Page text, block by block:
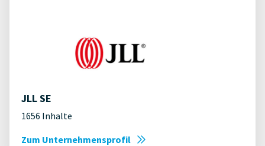
JLL SE
1656 Inhalte
Zum Unternehmensprofil